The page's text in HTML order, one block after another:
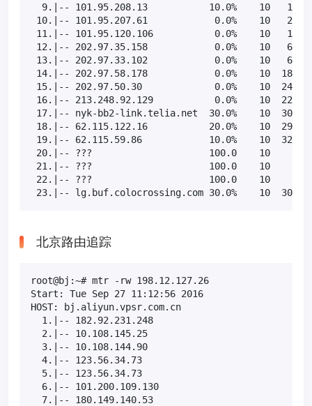
9.|-- 101.95.208.13           10.0%    10
10.|-- 101.95.207.61            0.0%    10
11.|-- 101.95.120.106           0.0%    10
12.|-- 202.97.35.158            0.0%    10
13.|-- 202.97.33.102            0.0%    10
14.|-- 202.97.58.178            0.0%    10  183.0
15.|-- 202.97.50.30             0.0%    10  242.3
16.|-- 213.248.92.129           0.0%    10  225.7
17.|-- nyk-bb2-link.telia.net  30.0%    10  308.5
18.|-- 62.115.122.16           20.0%    10  294.6
19.|-- 62.115.59.86            10.0%    10  325.3
20.|-- ???                     100.0    10    0.0
21.|-- ???                     100.0    10    0.0
22.|-- ???                     100.0    10    0.0
23.|-- lg.buf.colocrossing.com 30.0%    10
北京路由追踪
root@bj:~# mtr -rw 198.12.127.26
Start: Tue Sep 27 11:12:56 2016
HOST: bj.aliyun.vpsr.com.cn
1.|-- 182.92.231.248
2.|-- 10.108.145.25
3.|-- 10.108.144.90
4.|-- 123.56.34.73
5.|-- 123.56.34.73
6.|-- 101.200.109.130
7.|-- 180.149.140.53